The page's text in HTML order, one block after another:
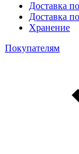
Доставка
Доставка
Хранение
Покупателям